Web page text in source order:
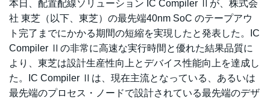
本日、配置配線ソリューション IC Compiler Ⅱが、株式会
社 東芝（以下、東芝）の最先端40nm SoC のテープアウ
ト完了までにかかる期間の短縮を実現したと発表した。IC
Compiler Ⅱの非常に高速な実行時間と優れた結果品質に
より、東芝は設計生産性向上とデバイス性能向上を達成し
た。IC Compiler Ⅱは、現在主流となっている、あるいは
最先端のプロセス・ノードで設計されている最先端のデザ